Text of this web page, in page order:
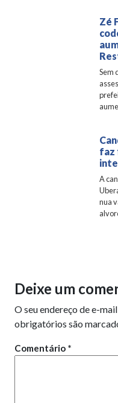
Zé
Sem
faz
A
nua
Deixe um
O seu endereço de e-
obrigatórios são
Comentário *